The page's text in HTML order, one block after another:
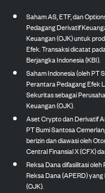
Saham AS, ETF, dan
Pedagang Derivatif
Keuangan (OJK) untuk
Efek. Transaksi dicatat
Berjangka Indonesia (KBI).
Saham Indonesia (oleh PT
Perantara Pedagang Efek
Sekuritas sebagai
Keuangan (OJK).
Aset Crypto dan Derivatif
PT Bumi Santosa
berizin dan diawasi oleh
Central Finansial X (CFX)
Reksa Dana difasilitasi
Reksa Dana (APERD)
(OJK).